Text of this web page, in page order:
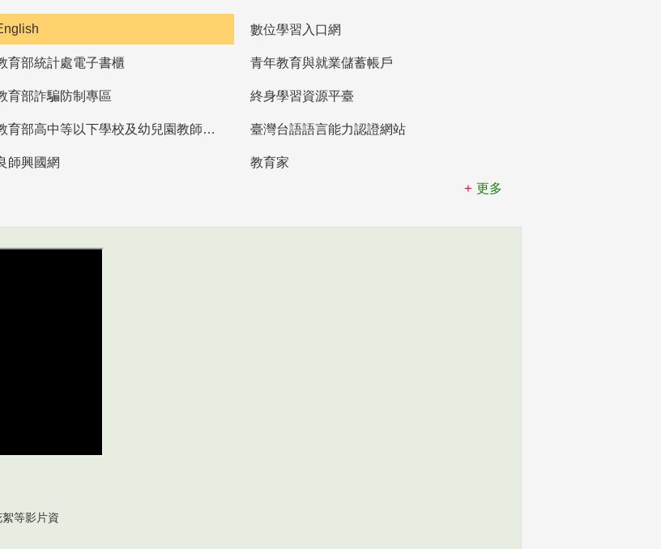
數位學習入口網
育部統計處電子書櫃 青年教育與就業儲蓄帳戶
育部詐騙防制專區 終身學習資源平臺
教育部高中等以下學校及幼兒園教師資格檢定考試 臺灣台語語言能力認證網站
師興國網
教育家
更多
等影片資